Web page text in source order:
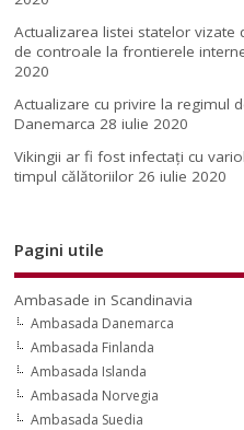
Actualizarea listei statelor vizate
de controale la frontierele
2020
Actualizare cu privire la regimul
Danemarca 28 iulie 2020
Vikingii ar fi fost infectaţi cu
timpul călătoriilor 26 iulie 2020
Pagini utile
Ambasade in Scandinavia
Ambasada Danemarca
Ambasada Finlanda
Ambasada Islanda
Ambasada Norvegia
Ambasada Suedia